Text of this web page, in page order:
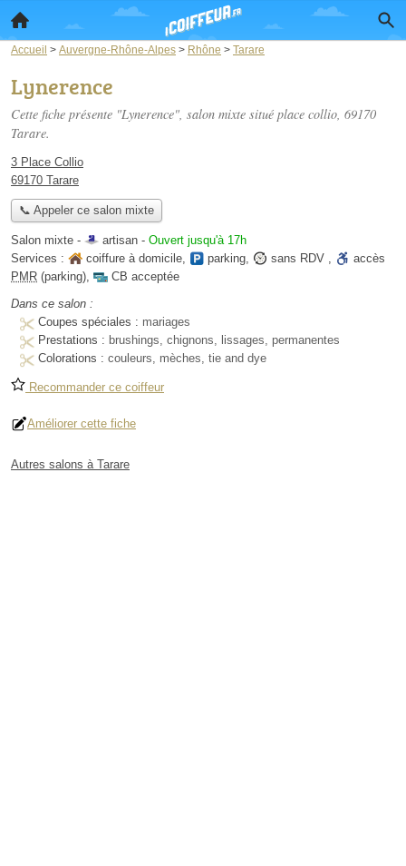
Accueil > Auvergne-Rhône-Alpes > Rhône > Tarare
Lynerence
Cette fiche présente "Lynerence", salon mixte situé place collio, 69170
Tarare.
3 Place Collio
69170 Tarare
📞 Appeler ce salon mixte
Salon mixte - artisan - Ouvert jusqu'à 17h
Services :
coiffure à domicile, parking, sans RDV ,
accès
PMR (parking),
CB acceptée
Dans ce salon :
Coupes spéciales : mariages
Prestations : brushings, chignons, lissages, permanentes
Colorations : couleurs, mèches, tie and dye
Recommander ce coiffeur
Améliorer cette fiche
Autres salons à Tarare